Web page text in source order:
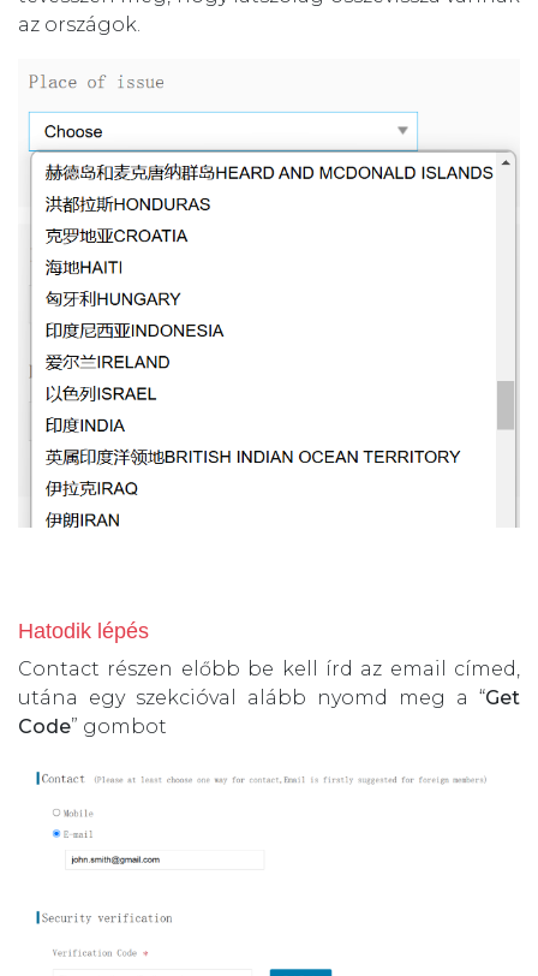
az országok.
Hatodik lépés
Contact részen előbb be kell írd az email címed,
utána egy szekcióval alább nyomd meg a “Get
Code” gombot